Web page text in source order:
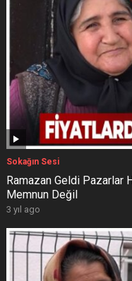
Sokağın Sesi
Ramazan Geldi Pazarlar
Memnun Değil
3 yıl ago